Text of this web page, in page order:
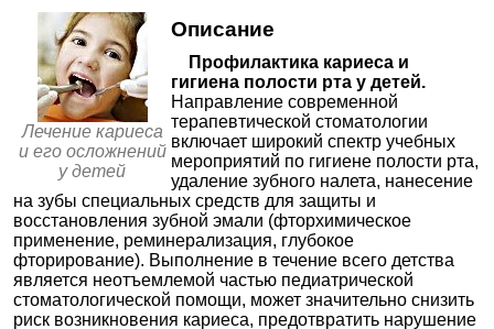
500-2000₽ Запись
Стационар больницы РЖД на Автотранспортной
Волгоград; ул. Автотранспортная, д. 75;
+7(844..показать
511-700₽ Запись
Интеграмед на Восстания
Казань; ул. Восстания, д. 62; м. Яшьлек (Юность)
+7(843
..показать
1150-3300₽ Запись
Центр реабилитации РЖД на Союзной
Уфа; ул. Союзная, д. 35;
+7(347..показать
1300-2300₽ Запись
Лечение кариеса постоянного зуба ребенку
Лечение периодонтита ребенку
Лечение пульпита ребенку
≈5020₽
✚Анестезия в детской стоматологии
✚Профилактика кариеса и гигиена полости рта у
детей
≈1629₽
Удаление зубов у детей ≈2808₽
Лечение кариеса
и его осложнений
у детей
Описание
Профилактика кариеса и
гигиена полости рта у детей.
Направление современной
терапевтической стоматологии
включает широкий спектр учебных
мероприятий по гигиене полости рта,
удаление зубного налета, нанесение
на зубы специальных средств для защиты и
восстановления зубной эмали (фторхимическое
применение, реминерализация, глубокое
фторирование). Выполнение в течение всего детства
является неотъемлемой частью педиатрической
стоматологической помощи, может значительно снизить
риск возникновения кариеса, предотвратить нарушение